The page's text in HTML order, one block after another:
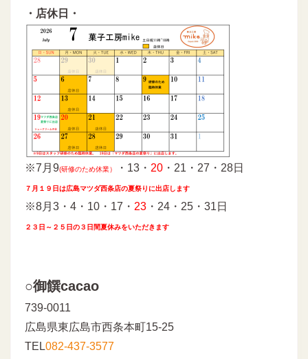
・店休日・
※7月9(研修のため休業） ・13・ 20 ・21・27・28日
７月１９日は広島マツダ西条店の夏祭りに出店します
※8月3・4・10・17・ 23 ・24・25・31日
２３日～２５日の３日間夏休みをいただきます
○御饌cacao
739-0011
広島県東広島市西条本町15-25
TEL082-437-3577